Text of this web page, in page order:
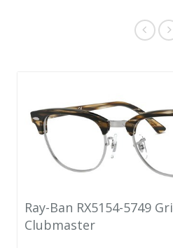
Ray-Ban RX5154-5749
Clubmaster